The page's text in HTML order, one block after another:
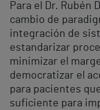
Para el Dr. Rubén
cambio de
integración de
estandarizar
minimizar el
democratizar el
para pacientes
suficiente para